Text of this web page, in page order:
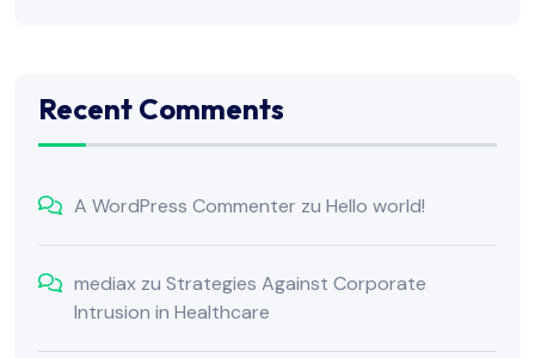
Recent Comments
A WordPress Commenter zu Hello world!
mediax zu Strategies Against Corporate
Intrusion in Healthcare